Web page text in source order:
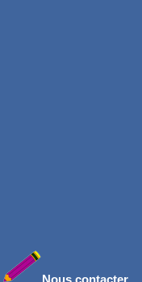
Nous contacter